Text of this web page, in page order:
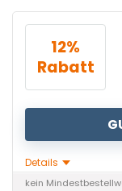
12%
Rabatt
Details
kein